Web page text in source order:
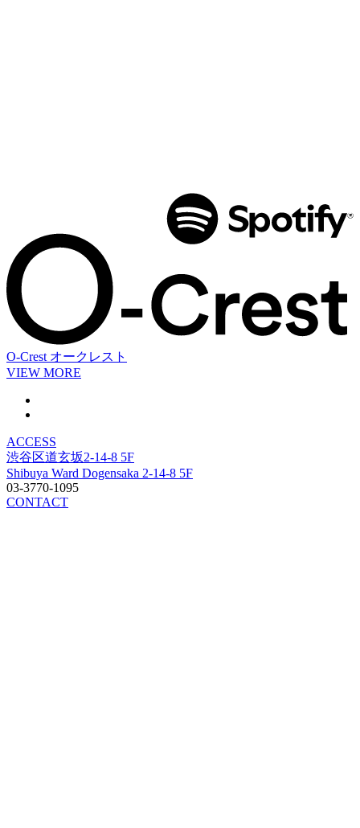
O-Crest オークレスト
VIEW MORE
ACCESS
渋谷区道玄坂2-14-8 5F
Shibuya Ward Dogensaka 2-14-8 5F
03-3770-1095
CONTACT